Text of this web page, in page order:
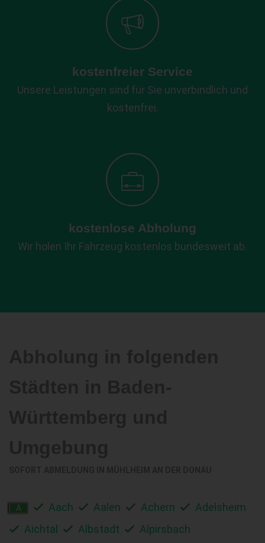
kostenfreier Service
Unsere Leistungen sind für Sie unverbindlich und
kostenfrei.
kostenlose Abholung
Wir holen Ihr Fahrzeug kostenlos bundesweit ab.
A Aach Aalen Achern
Adelsheim
Aichtal
Albstadt
Alpirsbach